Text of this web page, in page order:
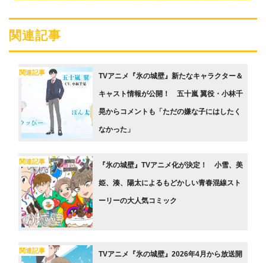
関連記事
関連記事 TVアニメ『氷の城壁』新たなキャラクター＆
キャスト情報が公開！ 五十嵐 翼役・小林千
晃からコメントも「ただの嫌な子にはしたく
なかった」
関連記事 『氷の城壁』TVアニメ化が決定！ 小雪、美
姫、湊、陽太によるもどかしい青春混線スト
ーリーの大人気コミック
関連記事 TVアニメ『氷の城壁』2026年4月から放送開